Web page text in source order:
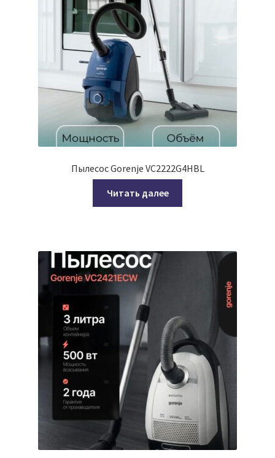
Пылесос Gorenje VC2222G4HBL
Читать далее